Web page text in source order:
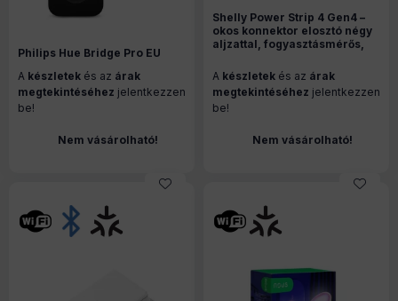
Philips Hue Bridge Pro EU
A készletek és az árak
megtekintéséhez jelentkezzen
be!
Nem vásárolható!
Shelly Power Strip 4 Gen4 –
okos konnektor elosztó négy
aljzattal, fogyasztásmérős,
A készletek és az árak
megtekintéséhez jelentkezzen
be!
Nem vásárolható!